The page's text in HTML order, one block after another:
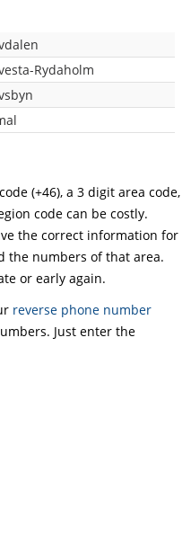
Rydaholm
(+46), a 3 digit area code,
code can be costly.
the correct information for
the numbers of that area.
or early again.
reverse phone number
Just enter the